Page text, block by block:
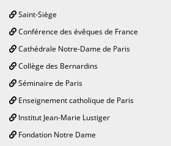
Saint-Siège
Conférence des évêques de France
Cathédrale Notre-Dame de Paris
Collège des Bernardins
Séminaire de Paris
Enseignement catholique de Paris
Institut Jean-Marie Lustiger
Fondation Notre Dame